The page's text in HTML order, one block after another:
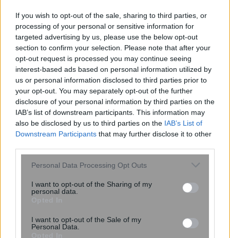
If you wish to opt-out of the sale, sharing to third parties, or
processing of your personal or sensitive information for
targeted advertising by us, please use the below opt-out
section to confirm your selection. Please note that after your
opt-out request is processed you may continue seeing
interest-based ads based on personal information utilized by
us or personal information disclosed to third parties prior to
your opt-out. You may separately opt-out of the further
disclosure of your personal information by third parties on the
IAB’s list of downstream participants. This information may
also be disclosed by us to third parties on the IAB’s List of
Downstream Participants that may further disclose it to other
Please note that this website/app uses one or more Google
not limited to your visit or usage behaviour. You may click to
grant or deny consent to Google and its third-party tags to
consent section.
Personal Data Processing Opt Outs
I want to opt-out of the Sharing of my
personal data.
I want to opt-out of the Sale of my
Personal Data.
UNC6671: Η νέα απειλή που κλέβει
δεδομένα από το Microsoft 365 με
υποκλοπή εταιρικών συνεδριών